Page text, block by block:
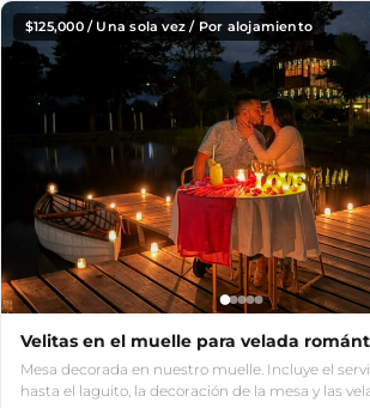
$125,000/ Una sola vez / Por alojamiento
Velitas en el muelle para velada
Mesa decorada en nuestro muelle. Incluye el
hasta el laguito, la decoración de la mesa y las